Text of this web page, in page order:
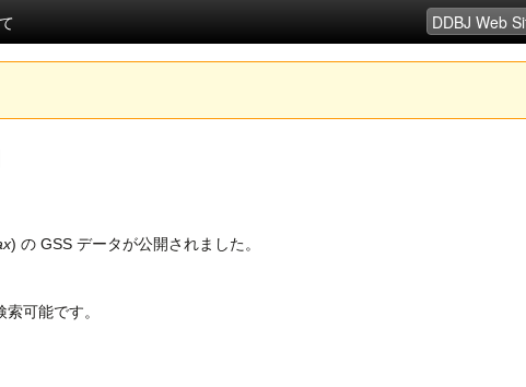
) の GSS データが公開されました。
索可能です。